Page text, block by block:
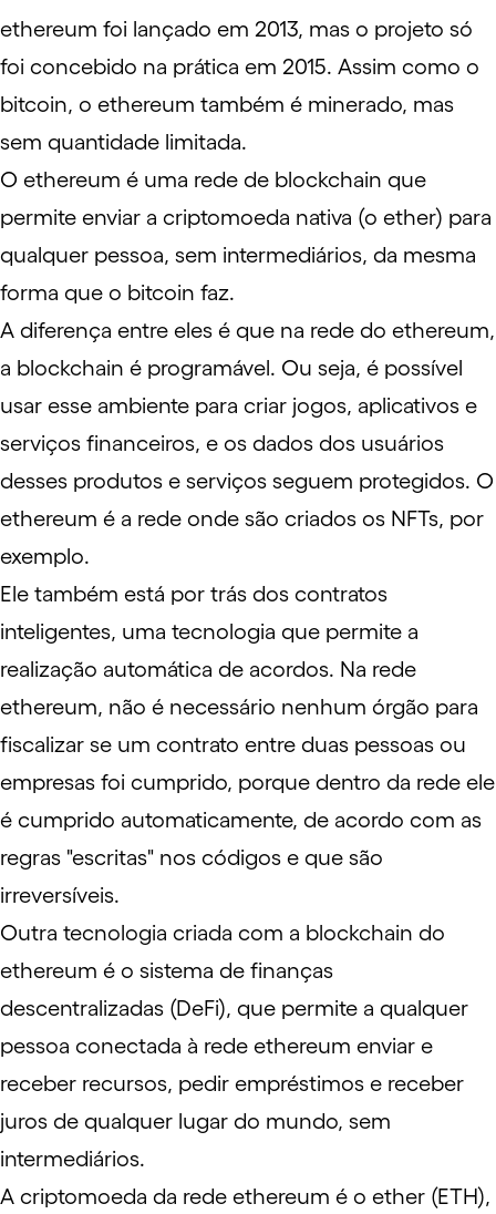
ethereum foi lançado em 2013, mas o projeto só
foi concebido na prática em 2015. Assim como o
bitcoin, o ethereum também é minerado, mas
sem quantidade limitada.
O ethereum é uma rede de blockchain que
permite enviar a criptomoeda nativa (o ether) para
qualquer pessoa, sem intermediários, da mesma
forma que o bitcoin faz.
A diferença entre eles é que na rede do ethereum,
a blockchain é programável. Ou seja, é possível
usar esse ambiente para criar jogos, aplicativos e
serviços financeiros, e os dados dos usuários
desses produtos e serviços seguem protegidos. O
ethereum é a rede onde são criados os NFTs, por
exemplo.
Ele também está por trás dos contratos
inteligentes, uma tecnologia que permite a
realização automática de acordos. Na rede
ethereum, não é necessário nenhum órgão para
fiscalizar se um contrato entre duas pessoas ou
empresas foi cumprido, porque dentro da rede ele
é cumprido automaticamente, de acordo com as
regras "escritas" nos códigos e que são
irreversíveis.
Outra tecnologia criada com a blockchain do
ethereum é o sistema de finanças
descentralizadas (DeFi), que permite a qualquer
pessoa conectada à rede ethereum enviar e
receber recursos, pedir empréstimos e receber
juros de qualquer lugar do mundo, sem
intermediários.
A criptomoeda da rede ethereum é o ether (ETH),